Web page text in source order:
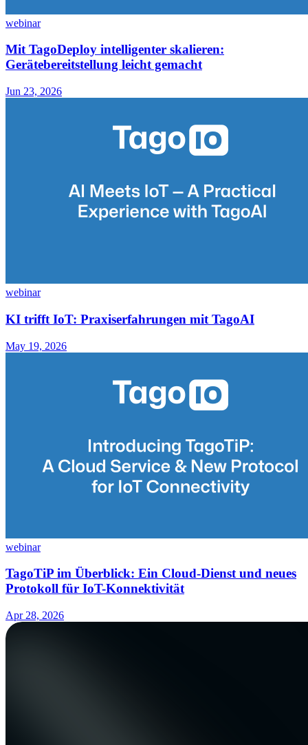
webinar
Mit TagoDeploy intelligenter skalieren:
Gerätebereitstellung leicht gemacht
Jun 23, 2026
webinar
KI trifft IoT: Praxiserfahrungen mit TagoAI
May 19, 2026
webinar
TagoTiP im Überblick: Ein Cloud-Dienst und neues
Protokoll für IoT-Konnektivität
Apr 28, 2026